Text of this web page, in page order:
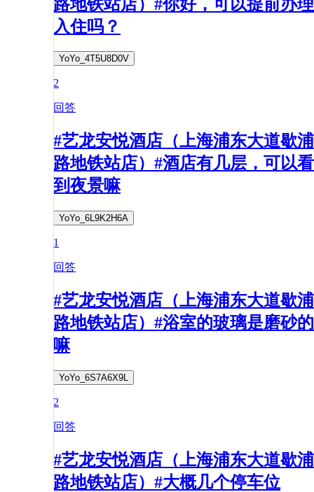
路地铁站店）#你好，可以提前办理
入住吗？
YoYo_4T5U8D0V
2
回答
#艺龙安悦酒店（上海浦东大道歇浦
路地铁站店）#酒店有几层，可以看
到夜景嘛
YoYo_6L9K2H6A
1
回答
#艺龙安悦酒店（上海浦东大道歇浦
路地铁站店）#浴室的玻璃是磨砂的
嘛
YoYo_6S7A6X9L
2
回答
#艺龙安悦酒店（上海浦东大道歇浦
路地铁站店）#大概几个停车位